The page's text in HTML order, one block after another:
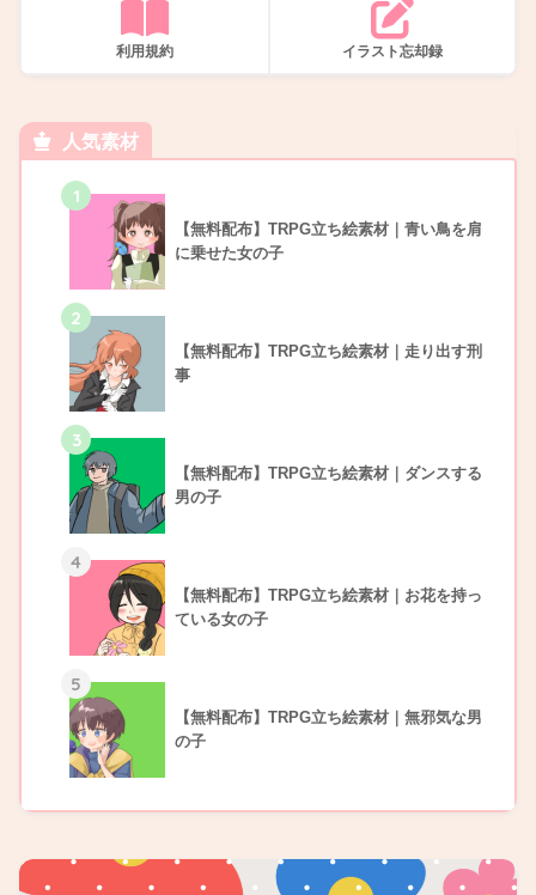
利用規約 イラスト忘却録
人気素材
1
【無料配布】TRPG立ち絵素材｜青い鳥を肩
に乗せた女の子
2
【無料配布】TRPG立ち絵素材｜走り出す刑
事
3
【無料配布】TRPG立ち絵素材｜ダンスする
男の子
4
【無料配布】TRPG立ち絵素材｜お花を持っ
ている女の子
5
【無料配布】TRPG立ち絵素材｜無邪気な男
の子